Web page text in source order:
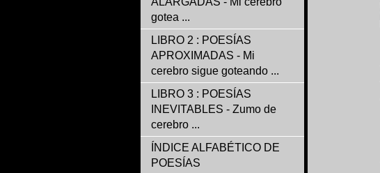
gotea ...
LIBRO 2 : POESÍAS
APROXIMADAS - Mi
cerebro sigue goteando ...
LIBRO 3 : POESÍAS
INEVITABLES - Zumo de
cerebro ...
ÍNDICE ALFABÉTICO DE
POESÍAS